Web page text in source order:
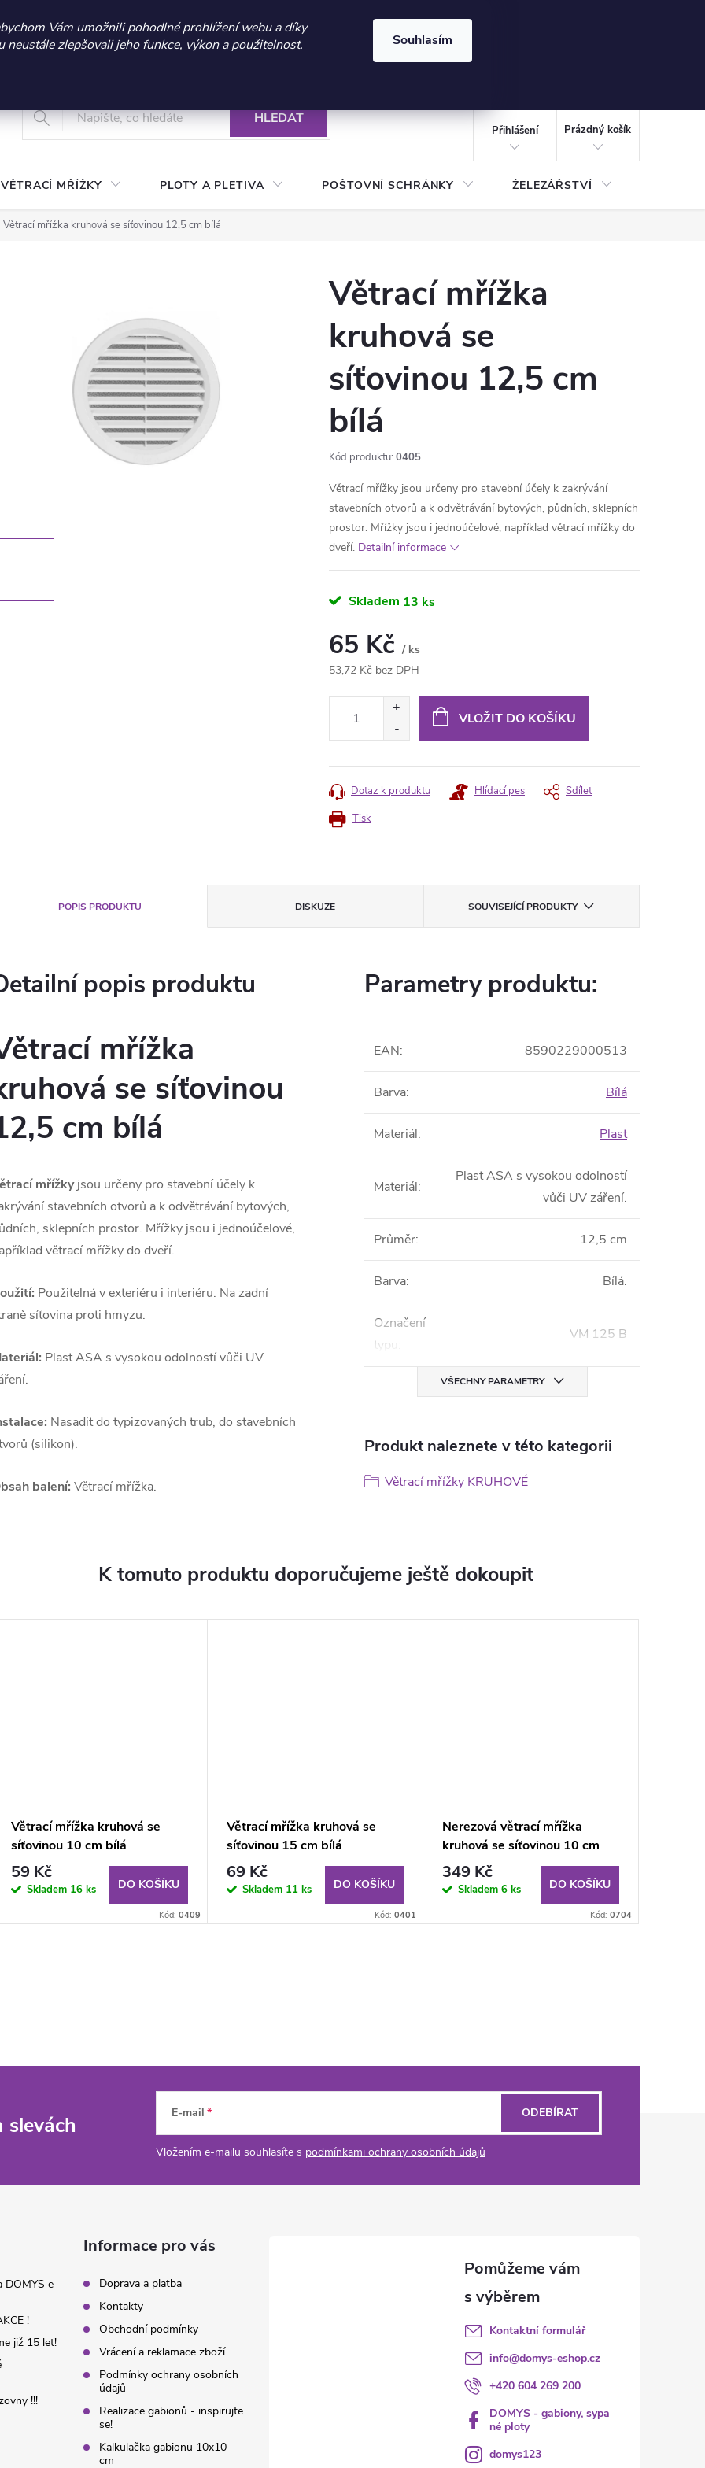
sleva 300 Kč při nákupu nad 3.000 Kč | Platnost do 21.9.2026 ⏰ | Kód: LÉTO2026
Vám umožnili pohodlné prohlížení webu a díky
neustále zlepšovali jeho funkce, výkon a použitelnost.
Souhlasím
+420 604 269 200
Vrácení a reklamace zboží Podmínky ochrany osobních údajů
HLEDAT
Přihlášení
KOŠÍK
Prázdný košík
VĚTRACÍ MŘÍŽKY PLOTY A PLETIVA POŠTOVNÍ SCHRÁNKY ŽELEZÁŘSTVÍ
Větrací mřížka kruhová se síťovinou 12,5 cm bílá
Větrací mřížka
kruhová se
síťovinou 12,5 cm
bílá
Kód produktu: 0405
Větrací mřížky jsou určeny pro stavební účely k zakrývání
stavebních otvorů a k odvětrávání bytových, půdních, sklepních
prostor. Mřížky jsou i jednoúčelové, například větrací mřížky do
dveří. Detailní informace
Skladem 13 ks
65 Kč / ks
53,72 Kč bez DPH
VLOŽIT DO KOŠÍKU
Tisk
Dotaz k produktu Hlídací pes Sdílet
POPIS PRODUKTU DISKUZE SOUVISEJÍCÍ PRODUKTY
popis produktu
mřížka
se síťovinou
cm bílá
mřížky jsou určeny pro stavební účely k
stavebních otvorů a k odvětrávání bytových,
sklepních prostor. Mřížky jsou i jednoúčelové,
větrací mřížky do dveří.
Použitelná v exteriéru i interiéru. Na zadní
síťovina proti hmyzu.
Plast ASA s vysokou odolností vůči UV
Nasadit do typizovaných trub, do stavebních
(silikon).
balení: Větrací mřížka.
Parametry produktu:
EAN: 8590229000513
Barva: Bílá
Materiál: Plast
Materiál:
Plast ASA s vysokou odolností
vůči UV záření.
Průměr: 12,5 cm
Barva: Bílá.
Označení
typu :
VM 125 B
VŠECHNY PARAMETRY
Produkt naleznete v této kategorii
Větrací mřížky KRUHOVÉ
K tomuto produktu doporučujeme ještě dokoupit
Větrací mřížka kruhová se
síťovinou 10 cm bílá
59 Kč
Skladem 16 ks DO KOŠÍKU
Kód: 0409
Větrací mřížka kruhová se
síťovinou 15 cm bílá
69 Kč
Skladem 11 ks DO KOŠÍKU
Kód: 0401
Nerezová větrací mřížka
kruhová se síťovinou 10 cm
349 Kč
Skladem 6 ks DO KOŠÍKU
Kód: 0704
slevách E-mail
Vložením e-mailu souhlasíte s podmínkami ochrany osobních údajů
ODEBÍRAT
DOMYS e-
!
již 15 let!
!!!
Informace pro vás
Doprava a platba
Kontakty
Obchodní podmínky
Vrácení a reklamace zboží
Podmínky ochrany osobních
údajů
Realizace gabionů - inspirujte
se!
Kalkulačka gabionu 10x10
cm
Kontaktní formulář
info@domys-eshop.cz
+420 604 269 200
DOMYS - gabiony, sypa
né ploty
domys123